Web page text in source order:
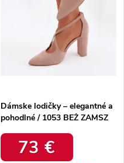
Dámske lodičky – elegantné a
pohodlné / 1053 BEŻ ZAMSZ
73 €